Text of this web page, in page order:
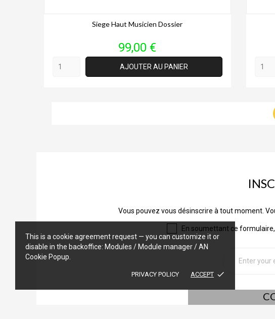
This is a cookie agreement request — you can customize it or
disable in the backoffice: Modules / Module manager / AN
Cookie Popup.
PRIVACY POLICY ACCEPT done
Siege Haut Musicien Dossier
Prix
99,00 €
AJOUTER AU PANIER
Vous pouvez vous désinscrire à tout moment.
En soumettant ce